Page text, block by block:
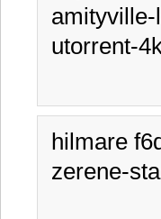
utorrent-
hilmare
zerene-